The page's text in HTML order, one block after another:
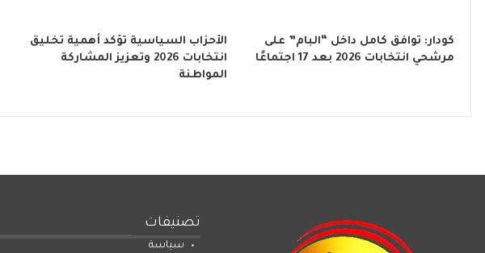
كودار: توافق كامل داخل “البام” على
مرشحي انتخابات 2026 بعد 17 اجتماعًا
الأحزاب السياسية تؤكد أهمية تخليق
انتخابات 2026 وتعزيز المشاركة
المواطنة
تصنيفات
سياسة